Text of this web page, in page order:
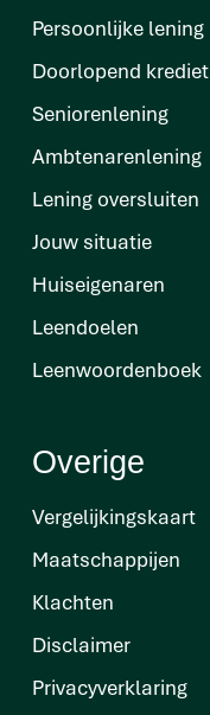
Persoonlijke lening
Doorlopend krediet
Seniorenlening
Ambtenarenlening
Lening oversluiten
Jouw situatie
Huiseigenaren
Leendoelen
Leenwoordenboek
Overige
Vergelijkingskaart
Maatschappijen
Klachten
Disclaimer
Privacyverklaring